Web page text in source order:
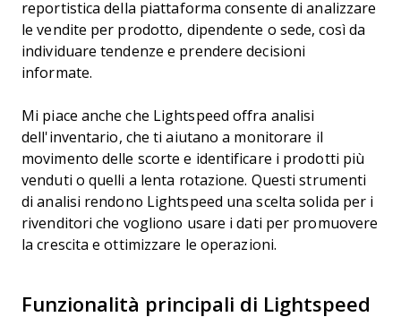
reportistica della piattaforma consente di analizzare
le vendite per prodotto, dipendente o sede, così da
individuare tendenze e prendere decisioni
informate.
Mi piace anche che Lightspeed offra analisi
dell'inventario, che ti aiutano a monitorare il
movimento delle scorte e identificare i prodotti più
venduti o quelli a lenta rotazione. Questi strumenti
di analisi rendono Lightspeed una scelta solida per i
rivenditori che vogliono usare i dati per promuovere
la crescita e ottimizzare le operazioni.
Funzionalità principali di Lightspeed